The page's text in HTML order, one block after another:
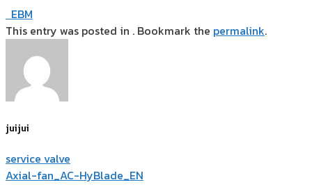
EBM
This entry was posted in . Bookmark the permalink.
juijui
service valve
Axial-fan_AC-HyBlade_EN